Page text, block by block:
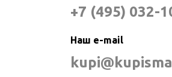
+7 (495) 032-
Наш e-mail